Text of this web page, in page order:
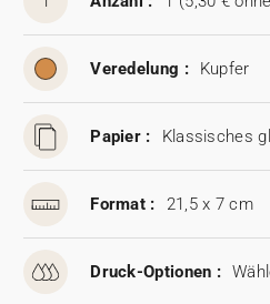
Veredelung : Kupfer
Papier : Klassisches
Format : 21,5 x 7 cm
Druck-Optionen :